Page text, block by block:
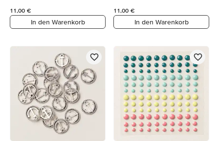
11,00 €
In den Warenkorb
11,00 €
In den Warenkorb